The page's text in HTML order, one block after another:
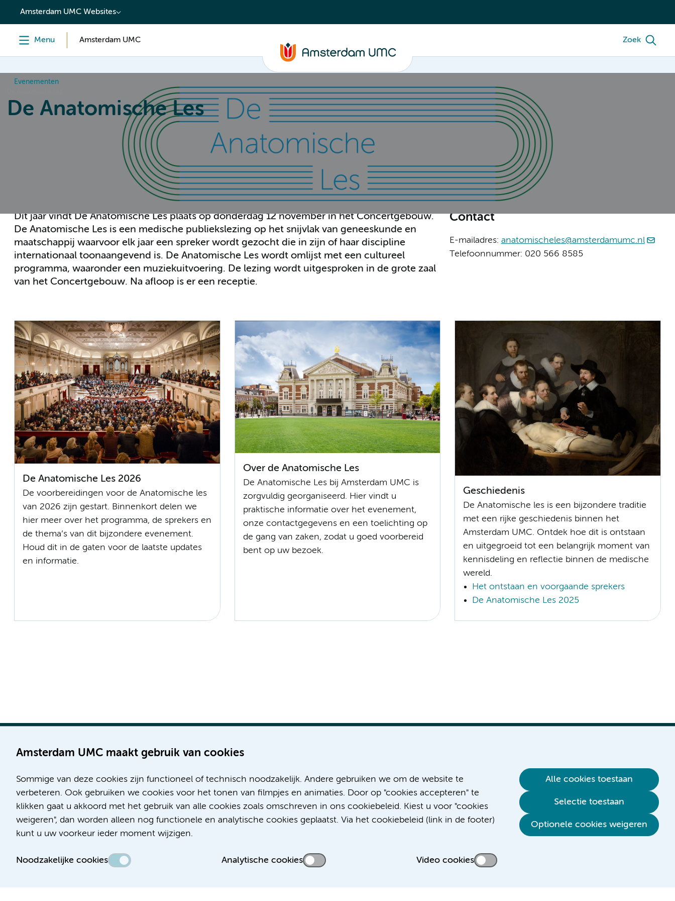
content
Amsterdam UMC maakt gebruik van cookies
Sommige van deze cookies zijn functioneel of technisch noodzakelijk. Andere gebruiken we om de website te
verbeteren. Ook gebruiken we cookies voor het tonen van filmpjes en animaties. Door op "cookies accepteren" te
klikken gaat u akkoord met het gebruik van alle cookies zoals omschreven in ons cookiebeleid. Kiest u voor "cookies
weigeren", dan worden alleen nog functionele en analytische cookies geplaatst. Via het cookiebeleid (link in de footer)
kunt u uw voorkeur ieder moment wijzigen.
Noodzakelijke cookies Analytische cookies Video cookies
Alle cookies toestaan
Selectie toestaan
Optionele cookies weigeren
Amsterdam UMC Websites
Menu Amsterdam UMC Zoek
Evenementen
De Anatomische Les
De Anatomische Les 2026
Dit jaar vindt De Anatomische Les plaats op donderdag 12 november in het Concertgebouw.
De Anatomische Les is een medische publiekslezing op het snijvlak van geneeskunde en
maatschappij waarvoor elk jaar een spreker wordt gezocht die in zijn of haar discipline
internationaal toonaangevend is. De Anatomische Les wordt omlijst met een cultureel
programma, waaronder een muziekuitvoering. De lezing wordt uitgesproken in de grote zaal
van het Concertgebouw. Na afloop is er een receptie.
Contact
E-mailadres: anatomischeles@amsterdamumc.nl
Telefoonnummer: 020 566 8585
De Anatomische Les 2026
De voorbereidingen voor de Anatomische les
van 2026 zijn gestart. Binnenkort delen we
hier meer over het programma, de sprekers en
de thema’s van dit bijzondere evenement.
Houd dit in de gaten voor de laatste updates
en informatie.
Over de Anatomische Les
De Anatomische Les bij Amsterdam UMC is
zorgvuldig georganiseerd. Hier vindt u
praktische informatie over het evenement,
onze contactgegevens en een toelichting op
de gang van zaken, zodat u goed voorbereid
bent op uw bezoek.
Geschiedenis
De Anatomische les is een bijzondere traditie
met een rijke geschiedenis binnen het
Amsterdam UMC. Ontdek hoe dit is ontstaan
en uitgegroeid tot een belangrijk moment van
kennisdeling en reflectie binnen de medische
wereld.
Het ontstaan en voorgaande sprekers
De Anatomische Les 2025
Locatie AMC
Meibergdreef 9
1105 AZ Amsterdam
Route & Parkeren
Locatie VUmc
De Boelelaan 1117
1081 HV Amsterdam
(020) 444 4444
Route & Parkeren
Meer Amsterdam UMC websites:
Werken bij Amsterdam UMC
Over Amsterdam UMC
Educatie Locatie AMC